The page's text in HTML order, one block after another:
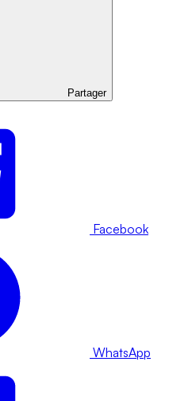
Partager
Facebook
WhatsApp